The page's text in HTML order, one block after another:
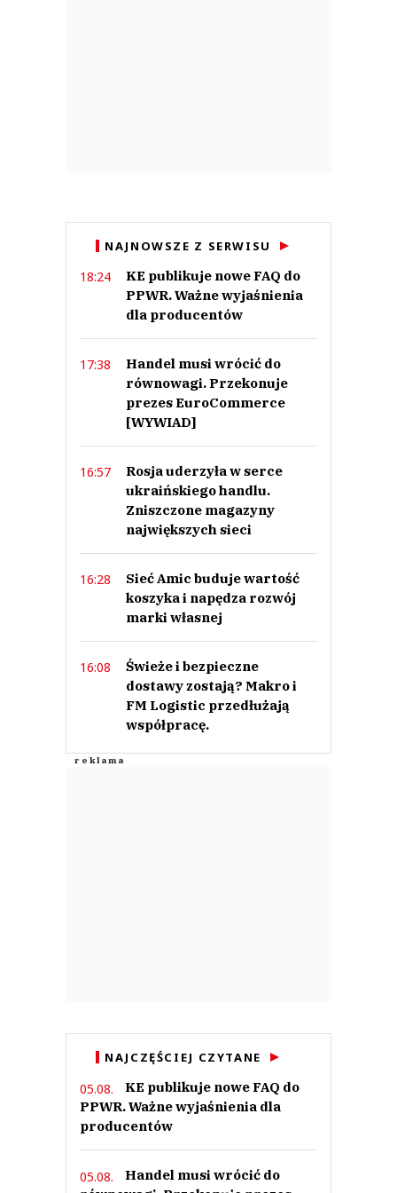
NAJNOWSZE Z SERWISU
18:24
KE publikuje nowe FAQ do
PPWR. Ważne wyjaśnienia
dla producentów
17:38
Handel musi wrócić do
równowagi. Przekonuje
prezes EuroCommerce
[WYWIAD]
16:57
Rosja uderzyła w serce
ukraińskiego handlu.
Zniszczone magazyny
największych sieci
16:28
Sieć Amic buduje wartość
koszyka i napędza rozwój
marki własnej
16:08
Świeże i bezpieczne
dostawy zostają? Makro i
FM Logistic przedłużają
współpracę.
NAJCZĘŚCIEJ CZYTANE
05.08.
KE publikuje nowe FAQ do
PPWR. Ważne wyjaśnienia dla
producentów
05.08.
Handel musi wrócić do